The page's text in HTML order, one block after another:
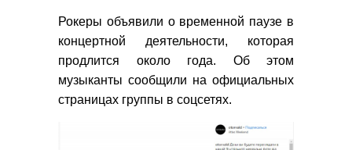
Рокеры объявили о временной паузе в
концертной деятельности, которая
продлится около года. Об этом
музыканты сообщили на официальных
страницах группы в соцсетях.